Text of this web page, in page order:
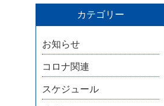
カテゴリー
お知らせ
コロナ関連
スケジュール